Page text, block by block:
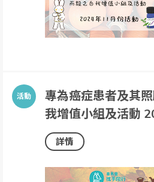
專為癌症患者及其
我增值小組及活動
詳情